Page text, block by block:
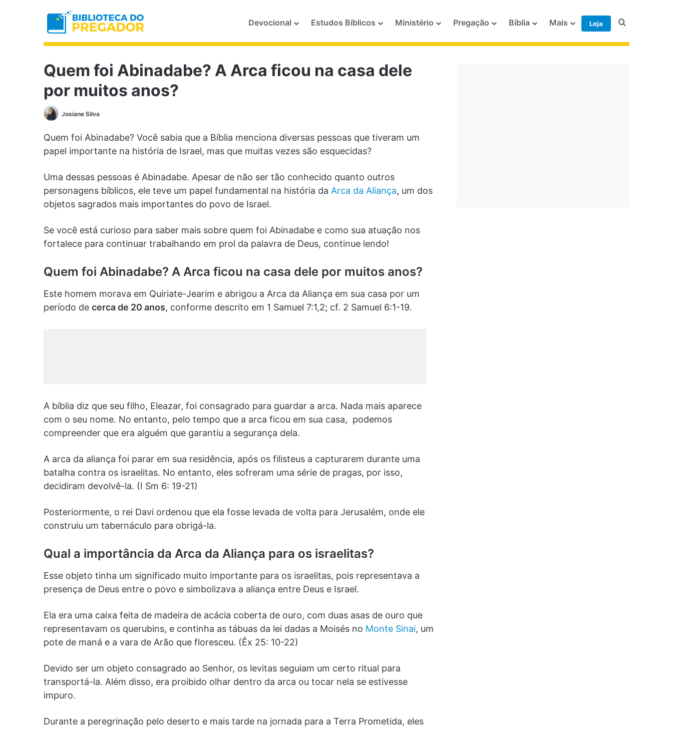
Devocional Estudos Bíblicos Ministério Pregação Bíblia Mais Loja Procurar por
Quem foi Abinadabe? A Arca ficou na casa dele
por muitos anos?
Josiane Silva
Quem foi Abinadabe? Você sabia que a Bíblia menciona diversas pessoas que tiveram um
papel importante na história de Israel, mas que muitas vezes são esquecidas?
Uma dessas pessoas é Abinadabe. Apesar de não ser tão conhecido quanto outros
personagens bíblicos, ele teve um papel fundamental na história da Arca da Aliança, um dos
objetos sagrados mais importantes do povo de Israel.
Se você está curioso para saber mais sobre quem foi Abinadabe e como sua atuação nos
fortalece para continuar trabalhando em prol da palavra de Deus, continue lendo!
Quem foi Abinadabe? A Arca ficou na casa dele por muitos anos?
Este homem morava em Quiriate-Jearim e abrigou a Arca da Aliança em sua casa por um
período de cerca de 20 anos, conforme descrito em 1 Samuel 7:1,2; cf. 2 Samuel 6:1-19.
A bíblia diz que seu filho, Eleazar, foi consagrado para guardar a arca. Nada mais aparece
com o seu nome. No entanto, pelo tempo que a arca ficou em sua casa, podemos
compreender que era alguém que garantiu a segurança dela.
A arca da aliança foi parar em sua residência, após os filisteus a capturarem durante uma
batalha contra os israelitas. No entanto, eles sofreram uma série de pragas, por isso,
decidiram devolvê-la. (I Sm 6: 19-21)
Posteriormente, o rei Davi ordenou que ela fosse levada de volta para Jerusalém, onde ele
construiu um tabernáculo para obrigá-la.
Qual a importância da Arca da Aliança para os israelitas?
Esse objeto tinha um significado muito importante para os israelitas, pois representava a
presença de Deus entre o povo e simbolizava a aliança entre Deus e Israel.
Ela era uma caixa feita de madeira de acácia coberta de ouro, com duas asas de ouro que
representavam os querubins, e continha as tábuas da lei dadas a Moisés no Monte Sinai, um
pote de maná e a vara de Arão que floresceu. (Êx 25: 10-22)
Devido ser um objeto consagrado ao Senhor, os levitas seguiam um certo ritual para
transportá-la. Além disso, era proibido olhar dentro da arca ou tocar nela se estivesse
impuro.
Durante a peregrinação pelo deserto e mais tarde na jornada para a Terra Prometida, eles